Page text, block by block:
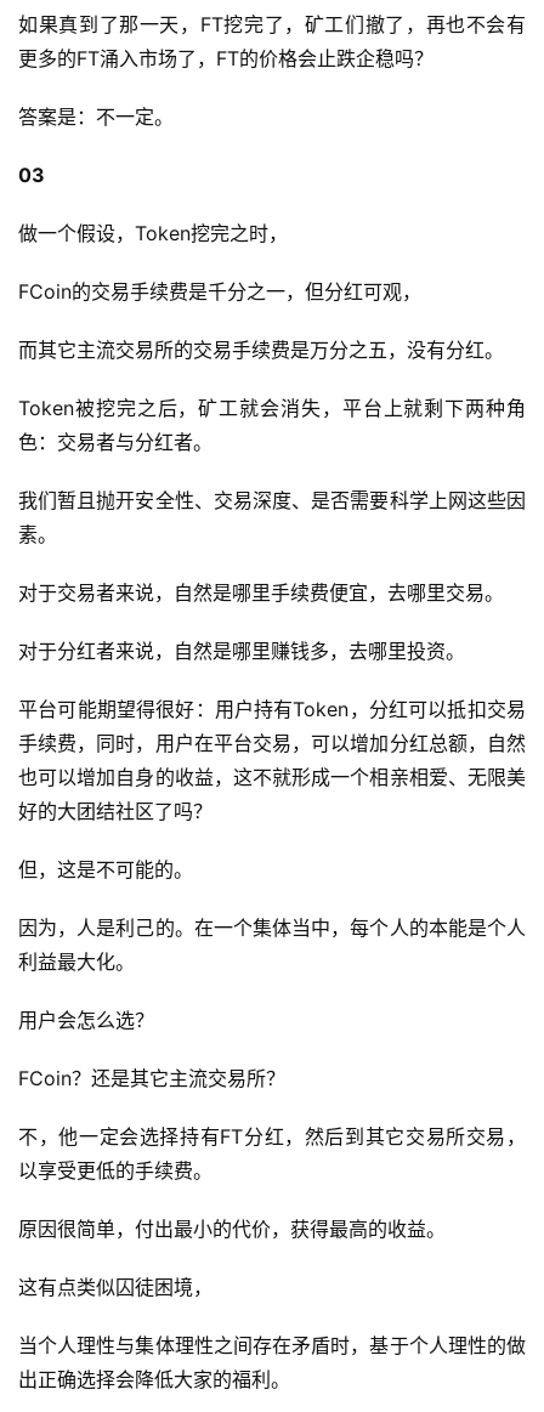
如果真到了那一天，FT挖完了，矿工们撤了，再也不会有
更多的FT涌入市场了，FT的价格会止跌企稳吗？
答案是：不一定。
03
做一个假设，Token挖完之时，
FCoin的交易手续费是千分之一，但分红可观，
而其它主流交易所的交易手续费是万分之五，没有分红。
Token被挖完之后，矿工就会消失，平台上就剩下两种角
色：交易者与分红者。
我们暂且抛开安全性、交易深度、是否需要科学上网这些因
素。
对于交易者来说，自然是哪里手续费便宜，去哪里交易。
对于分红者来说，自然是哪里赚钱多，去哪里投资。
平台可能期望得很好：用户持有Token，分红可以抵扣交易
手续费，同时，用户在平台交易，可以增加分红总额，自然
也可以增加自身的收益，这不就形成一个相亲相爱、无限美
好的大团结社区了吗？
但，这是不可能的。
因为，人是利己的。在一个集体当中，每个人的本能是个人
利益最大化。
用户会怎么选？
FCoin？还是其它主流交易所？
不，他一定会选择持有FT分红，然后到其它交易所交易，
以享受更低的手续费。
原因很简单，付出最小的代价，获得最高的收益。
这有点类似囚徒困境，
当个人理性与集体理性之间存在矛盾时，基于个人理性的做
出正确选择会降低大家的福利。